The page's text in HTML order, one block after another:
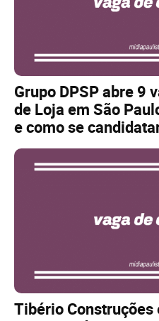
Grupo DPSP abre 9
de Loja em São
e como se
Tibério Construções